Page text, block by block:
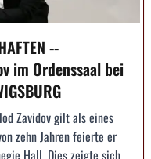
--
im Ordenssaal bei
Zavidov gilt als eines
zehn Jahren feierte er
Hall. Dies zeigte sich